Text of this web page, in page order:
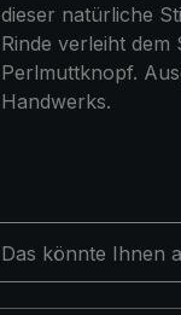
dieser natürliche
Rinde verleiht
Perlmuttknopf.
Handwerks.
Das könnte Ihnen